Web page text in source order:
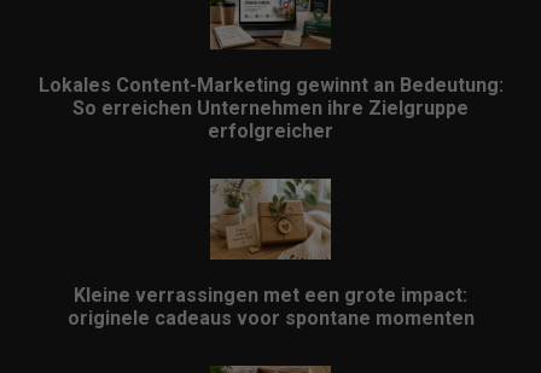
Lokales Content-Marketing gewinnt an Bedeutung:
So erreichen Unternehmen ihre Zielgruppe
erfolgreicher
Kleine verrassingen met een grote impact:
originele cadeaus voor spontane momenten